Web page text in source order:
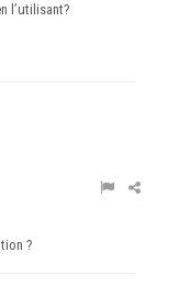
l’utilisant?
?